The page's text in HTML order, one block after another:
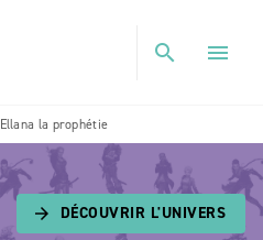
search menu
Ellana la prophétie
arrow_forward DÉCOUVRIR L'UNIVERS